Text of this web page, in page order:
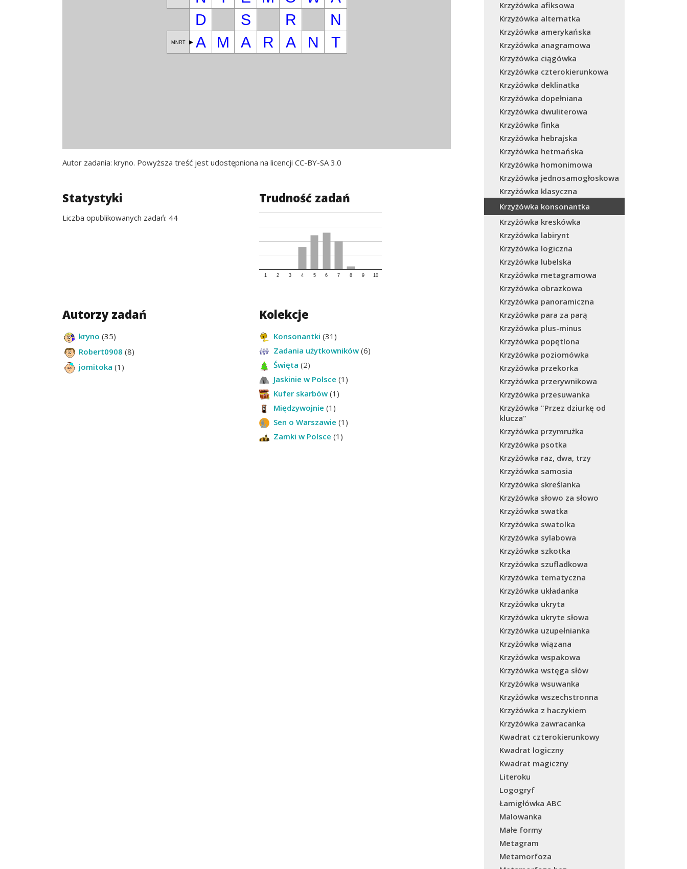
D
S R N
MNRT A M A R A N T
Autor zadania: kryno. Powyższa treść jest udostępniona na licencji CC-BY-SA 3.0
Statystyki
Liczba opublikowanych zadań: 44
Trudność zadań
1 2 3 4 5 6 7 8 9 10
Autorzy zadań
kryno (35)
Robert0908 (8)
jomitoka (1)
Kolekcje
Konsonantki (31)
Zadania użytkowników (6)
Święta (2)
Jaskinie w Polsce (1)
Kufer skarbów (1)
Międzywojnie (1)
Sen o Warszawie (1)
Zamki w Polsce (1)
Krzyżówka afiksowa
Krzyżówka alternatka
Krzyżówka amerykańska
Krzyżówka anagramowa
Krzyżówka ciągówka
Krzyżówka czterokierunkowa
Krzyżówka deklinatka
Krzyżówka dopełniana
Krzyżówka dwuliterowa
Krzyżówka finka
Krzyżówka hebrajska
Krzyżówka hetmańska
Krzyżówka homonimowa
Krzyżówka jednosamogłoskowa
Krzyżówka klasyczna
Krzyżówka konsonantka
Krzyżówka kreskówka
Krzyżówka labirynt
Krzyżówka logiczna
Krzyżówka lubelska
Krzyżówka metagramowa
Krzyżówka obrazkowa
Krzyżówka panoramiczna
Krzyżówka para za parą
Krzyżówka plus-minus
Krzyżówka popętlona
Krzyżówka poziomówka
Krzyżówka przekorka
Krzyżówka przerywnikowa
Krzyżówka przesuwanka
Krzyżówka "Przez dziurkę od
klucza"
Krzyżówka przymrużka
Krzyżówka psotka
Krzyżówka raz, dwa, trzy
Krzyżówka samosia
Krzyżówka skreślanka
Krzyżówka słowo za słowo
Krzyżówka swatka
Krzyżówka swatolka
Krzyżówka sylabowa
Krzyżówka szkotka
Krzyżówka szufladkowa
Krzyżówka tematyczna
Krzyżówka układanka
Krzyżówka ukryta
Krzyżówka ukryte słowa
Krzyżówka uzupełnianka
Krzyżówka wiązana
Krzyżówka wspakowa
Krzyżówka wstęga słów
Krzyżówka wsuwanka
Krzyżówka wszechstronna
Krzyżówka z haczykiem
Krzyżówka zawracanka
Kwadrat czterokierunkowy
Kwadrat logiczny
Kwadrat magiczny
Literoku
Logogryf
Łamigłówka ABC
Malowanka
Małe formy
Metagram
Metamorfoza